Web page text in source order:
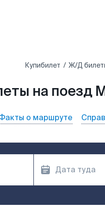
Купибилет Ж/Д
на поезд
о маршруте